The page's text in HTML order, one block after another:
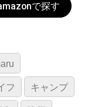
で探す
フ キャンプ